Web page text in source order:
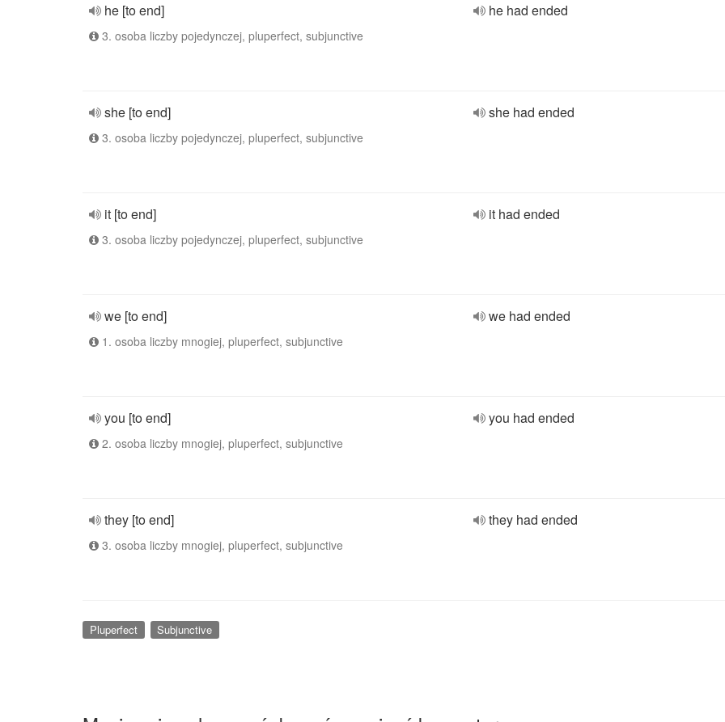
he [to end]
3. osoba liczby pojedynczej, pluperfect, subjunctive
he had ended
she [to end]
3. osoba liczby pojedynczej, pluperfect, subjunctive
she had ended
it [to end]
3. osoba liczby pojedynczej, pluperfect, subjunctive
it had ended
we [to end]
1. osoba liczby mnogiej, pluperfect, subjunctive
we had ended
you [to end]
2. osoba liczby mnogiej, pluperfect, subjunctive
you had ended
they [to end]
3. osoba liczby mnogiej, pluperfect, subjunctive
they had ended
Pluperfect Subjunctive